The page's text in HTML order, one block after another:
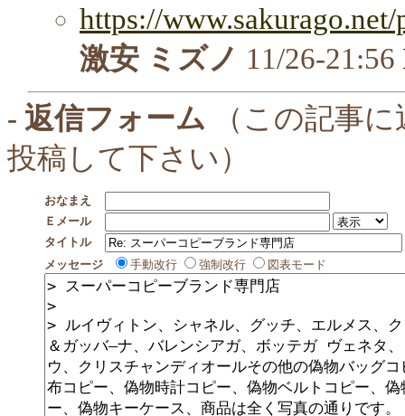
https://www.sakurago.net/
激安 ミズノ 11/26-21:56
- 返信フォーム （この記事
投稿して下さい）
おなまえ
Ｅメール
タイトル
メッセージ
手動改行 強制改行 図表モード